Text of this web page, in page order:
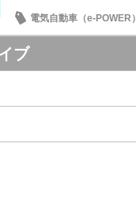
電気自動車（e-POWER）
ブ